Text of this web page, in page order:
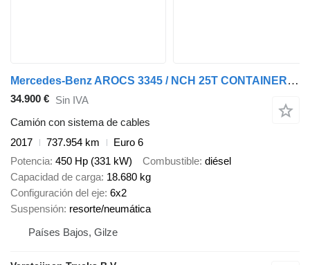
Mercedes-Benz AROCS 3345 / NCH 25T CONTAINER-SYSTEM / CABLE
34.900 € Sin IVA
Camión con sistema de cables
2017
737.954 km
Euro 6
Potencia 450 Hp (331 kW) Combustible diésel
Capacidad de carga 18.680 kg
Configuración del eje 6x2
Suspensión resorte/neumática
Países Bajos, Gilze